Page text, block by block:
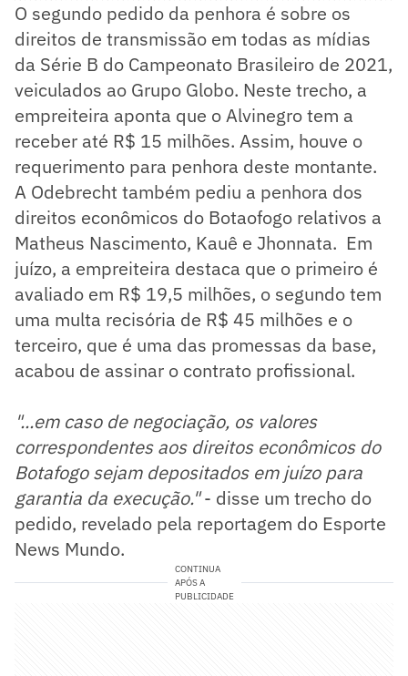
O segundo pedido da penhora é sobre os
direitos de transmissão em todas as mídias
da Série B do Campeonato Brasileiro de 2021,
veiculados ao Grupo Globo. Neste trecho, a
empreiteira aponta que o Alvinegro tem a
receber até R$ 15 milhões. Assim, houve o
requerimento para penhora deste montante.
A Odebrecht também pediu a penhora dos
direitos econômicos do Botaofogo relativos a
Matheus Nascimento, Kauê e Jhonnata. Em
juízo, a empreiteira destaca que o primeiro é
avaliado em R$ 19,5 milhões, o segundo tem
uma multa recisória de R$ 45 milhões e o
terceiro, que é uma das promessas da base,
acabou de assinar o contrato profissional.
"...em caso de negociação, os valores
correspondentes aos direitos econômicos do
Botafogo sejam depositados em juízo para
garantia da execução."- disse um trecho do
pedido, revelado pela reportagem do Esporte
News Mundo.
CONTINUA
APÓS A
PUBLICIDADE